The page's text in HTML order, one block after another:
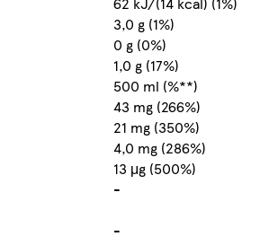
3,0 g (1%)
0 g (0%)
1,0 g (17%)
500 ml (%**)
43 mg (266%)
21 mg (350%)
4,0 mg (286%)
13 μg (500%)
-
-